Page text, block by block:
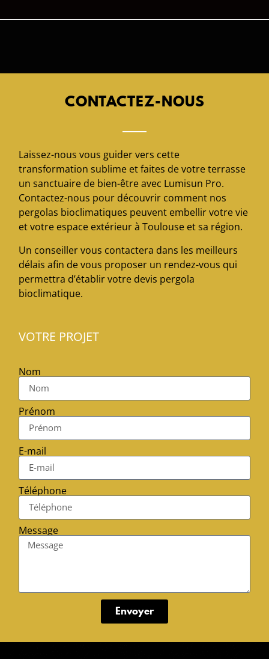
CONTACTEZ-NOUS
Laissez-nous vous guider vers cette
transformation sublime et faites de votre terrasse
un sanctuaire de bien-être avec Lumisun Pro.
Contactez-nous pour découvrir comment nos
pergolas bioclimatiques peuvent embellir votre vie
et votre espace extérieur à Toulouse et sa région.
Un conseiller vous contactera dans les meilleurs
délais afin de vous proposer un rendez-vous qui
permettra d’établir votre devis pergola
bioclimatique.
VOTRE PROJET
Nom
Prénom
E-mail
Téléphone
Message
Envoyer